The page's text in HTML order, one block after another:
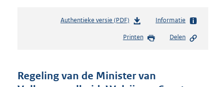
Authentieke versie (PDF)b
s
d
Informatie
Printen Delen
Regeling van de Minister van